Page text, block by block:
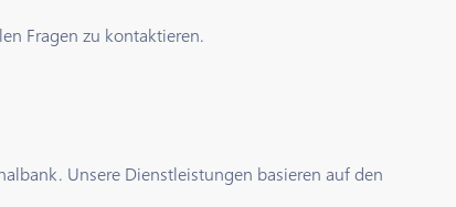
Fragen zu kontaktieren.
Unsere Dienstleistungen basieren auf den